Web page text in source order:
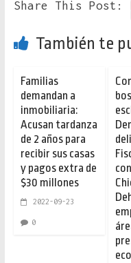
Share This Post:
También te
Familias
demandan a
inmobiliaria:
Acusan tardanza
de 2 años para
recibir sus casas
y pagos extra de
$30 millones
2022-09-23
0